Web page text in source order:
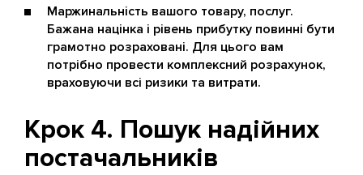
Маржинальність вашого товару, послуг.
Бажана націнка і рівень прибутку повинні бути
грамотно розраховані. Для цього вам
потрібно провести комплексний розрахунок,
враховуючи всі ризики та витрати.
Крок 4. Пошук надійних
постачальників